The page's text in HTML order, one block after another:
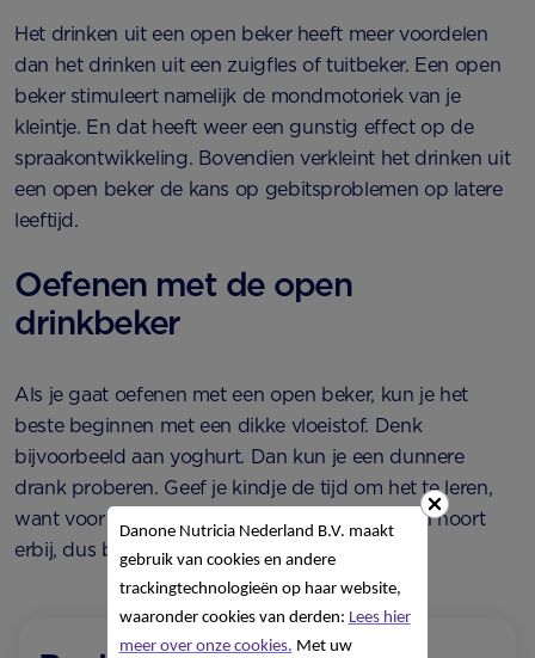
Het drinken uit een open beker heeft meer voordelen
dan het drinken uit een zuigfles of tuitbeker. Een open
beker stimuleert namelijk de mondmotoriek van je
kleintje. En dat heeft weer een gunstig effect op de
spraakontwikkeling. Bovendien verkleint het drinken uit
een open beker de kans op gebitsproblemen op latere
leeftijd.
Oefenen met de open
drinkbeker
Als je gaat oefenen met een open beker, kun je het
beste beginnen met een dikke vloeistof. Denk
bijvoorbeeld aan yoghurt. Dan kun je een dunnere
drank proberen. Geef je kindje de tijd om het te leren,
want voor hem is dit een hele stap. En knoeien hoort
erbij, dus blijf geduldig en steun je kindje.
Danone Nutricia Nederland B.V. maakt
gebruik van cookies en andere
trackingtechnologieën op haar website,
waaronder cookies van derden: Lees hier
meer over onze cookies. Met uw